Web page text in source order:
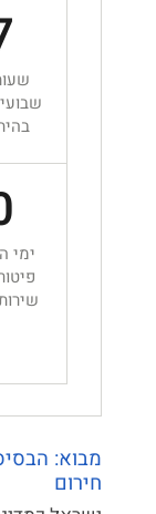
ימי
מבוא:
חירום